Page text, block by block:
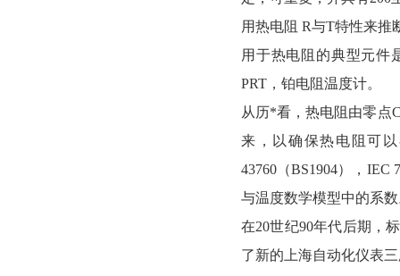
用热电阻 R与T特性来推
用于热电阻的典型元件
PRT，铂电阻温度计。
从历*看，热电阻由零点
来，以确保热电阻可
43760（BS1904），IEC
与温度数学模型中的系
在20世纪90年代后期，
了新的上海自动化仪表